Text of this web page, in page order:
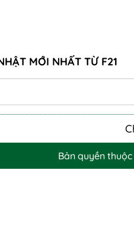
MỚI NHẤT TỪ F21
Bản quyền